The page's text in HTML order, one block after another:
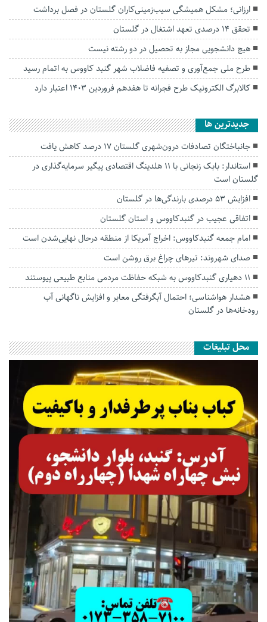
ارزانی؛ مشکل همیشگی سیب‌زمینی‌کاران گلستان در فصل برداشت
تحقق ۱۴ درصدی تعهد اشتغال در گلستان
هیچ دانشجویی مجاز به تحصیل در دو رشته نیست
طرح ملی جمع‌آوری و تصفیه فاضلاب شهر گنبد کاووس به اتمام رسید
کالابرگ الکترونیک طرح فجرانه تا هفدهم فروردین ۱۴۰۳ اعتبار دارد
جديدترين ها
جانباختگان تصادفات درون‌شهری گلستان ۱۷ درصد کاهش یافت
استاندار: بابک زنجانی با ۱۱ هلدینگ اقتصادی پیگیر سرمایه‌گذاری در
گلستان است
افزایش ۵۳ درصدی بارندگی‌ها در گلستان
اتفاقی عجیب در‌ گنبدکاووس و استان گلستان
امام جمعه گنبدکاووس: اخراج آمریکا از منطقه درحال نهایی‌شدن است
صدای شهروند: تیرهای چراغ برق روشن است
۱۱ دهیاری گنبدکاووس به شبکه حفاظت مردمی منابع طبیعی پیوستند
هشدار هواشناسی؛ احتمال آبگرفتگی معابر و افزایش ناگهانی آب
رودخانه‌ها در گلستان
محل تبلیغات